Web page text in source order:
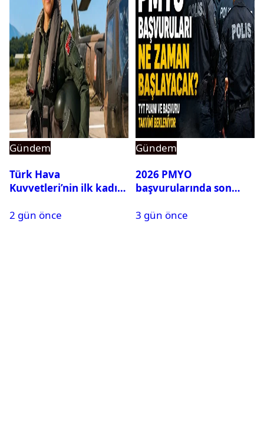
Gündem
Türk Hava
Kuvvetleri’nin ilk kadın
Karapınar hakkında
2 gün önce
Gündem
2026 PMYO
başvurularında son
3 gün önce